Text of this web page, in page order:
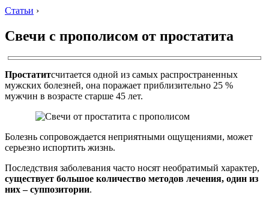
Статьи ›
Свечи с прополисом от простатита
Простатитсчитается одной из самых распространенных
мужских болезней, она поражает приблизительно 25 %
мужчин в возрасте старше 45 лет.
Болезнь сопровождается неприятными ощущениями, может
серьезно испортить жизнь.
Последствия заболевания часто носят необратимый характер,
существует большое количество методов лечения, один из
них – суппозитории.